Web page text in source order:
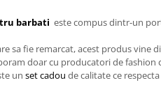
barbati este compus dintr-un
sa fie remarcat, acest produs vine
doar cu producatori de
un set cadou de calitate ce